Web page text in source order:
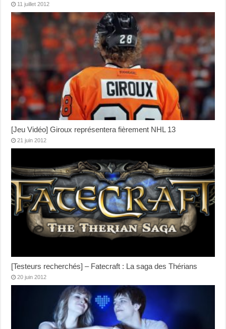
11 juillet 2012
[Jeu Vidéo] Giroux représentera fièrement NHL 13
21 juin 2012
[Testeurs recherchés] – Fatecraft : La saga des Thérians
20 juin 2012